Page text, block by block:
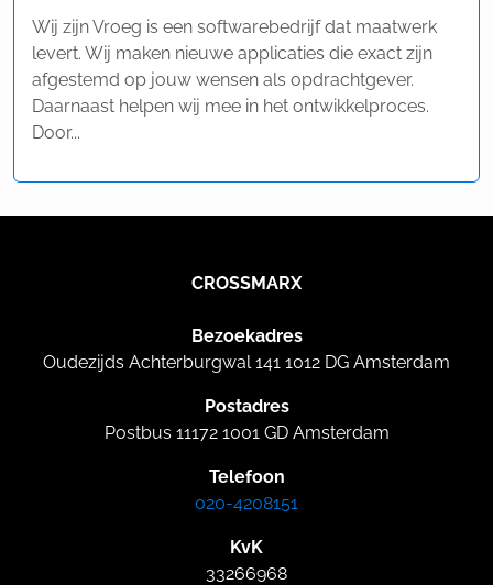
Wij zijn Vroeg is een softwarebedrijf dat maatwerk
levert. Wij maken nieuwe applicaties die exact zijn
afgestemd op jouw wensen als opdrachtgever.
Daarnaast helpen wij mee in het ontwikkelproces.
Door...
CROSSMARX
Bezoekadres
Oudezijds Achterburgwal 141 1012 DG Amsterdam
Postadres
Postbus 11172 1001 GD Amsterdam
Telefoon
020-4208151
KvK
33266968